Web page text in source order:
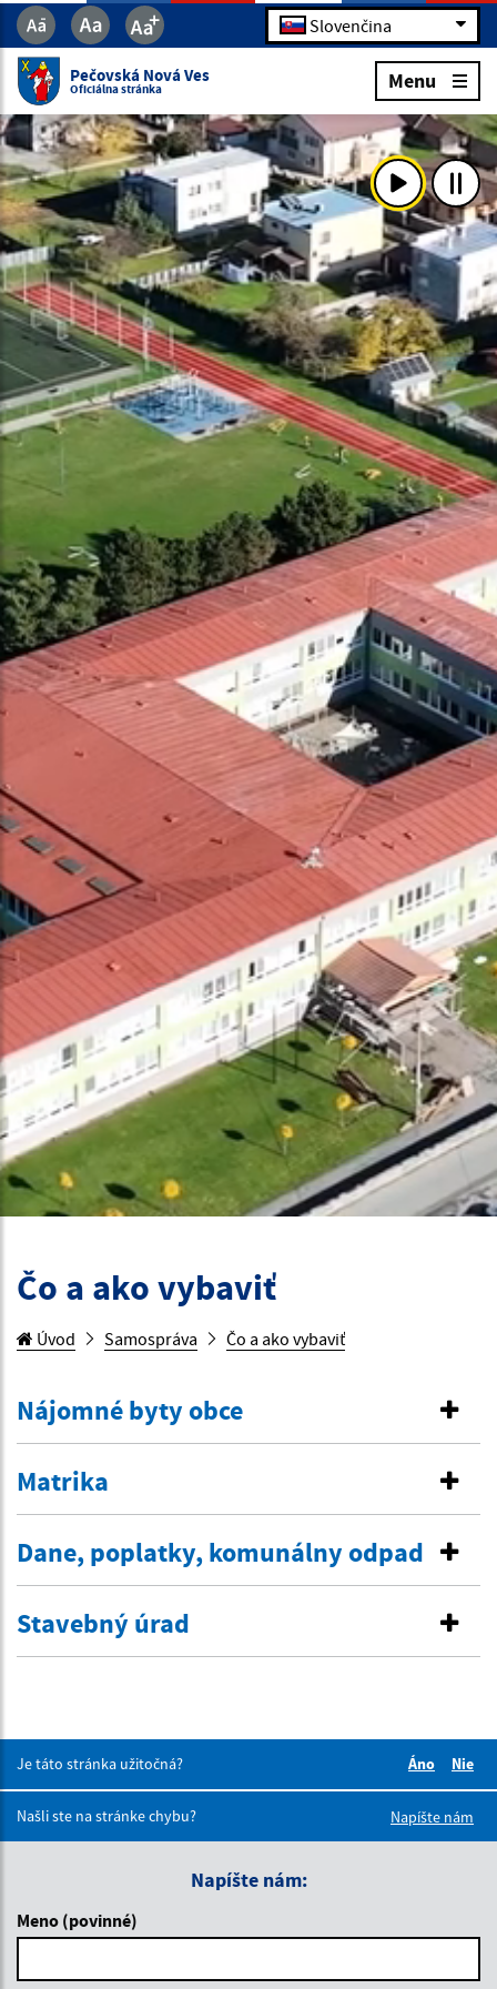
Slovenčina
Pečovská Nová Ves
Oficiálna stránka Menu
Čo a ako vybaviť
Úvod Samospráva Čo a ako vybaviť
Nájomné byty obce
Matrika
Dane, poplatky, komunálny odpad
Stavebný úrad
Je táto stránka užitočná?
Áno
Nie
Našli ste na stránke chybu?
Napíšte nám
Napíšte nám:
Meno (povinné)